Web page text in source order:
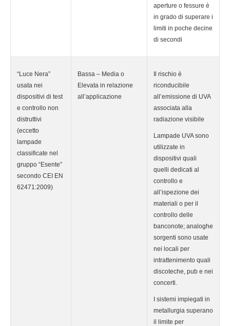
aperture o fessure è
in grado di superare i
limiti in poche decine
di secondi
“Luce Nera”
usata nei
dispositivi di test
e controllo non
distruttivi
(eccetto
lampade
classificate nel
gruppo “Esente”
secondo CEI EN
62471:2009)
Bassa – Media o
Elevata in relazione
all’applicazione
Il rischio è
riconducibile
all’emissione di UVA
associata alla
radiazione visibile
Lampade UVA sono
utilizzate in
dispositivi quali
quelli dedicati al
controllo e
all’ispezione dei
materiali o per il
controllo delle
banconote; analoghe
sorgenti sono usate
nei locali per
intrattenimento quali
discoteche, pub e nei
concerti.
I sistemi impiegati in
metallurgia superano
il limite per